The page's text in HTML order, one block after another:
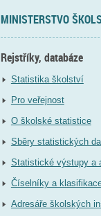
MINISTERSTVO
Rejstříky, databáze
Statistika školství
Pro veřejnost
O školské statistice
Sběry statistických
Statistické výstupy a
Číselníky a
Adresáře školských